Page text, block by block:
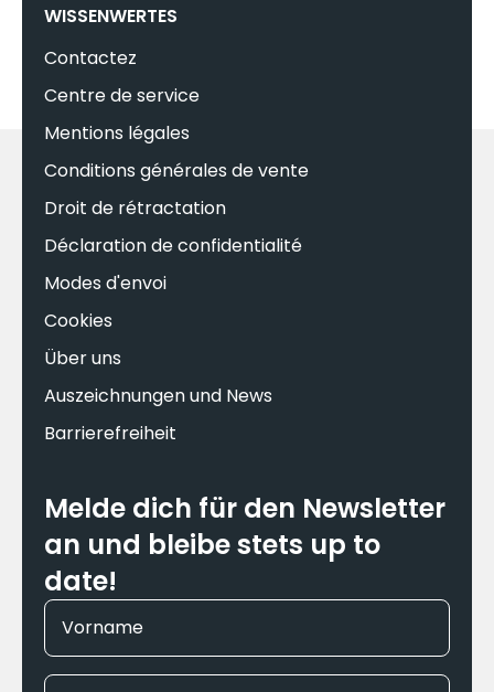
WISSENWERTES
Contactez
Centre de service
Mentions légales
Conditions générales de vente
Droit de rétractation
Déclaration de confidentialité
Modes d'envoi
Cookies
Über uns
Auszeichnungen und News
Barrierefreiheit
Melde dich für den Newsletter
an und bleibe stets up to
date!
Vorname